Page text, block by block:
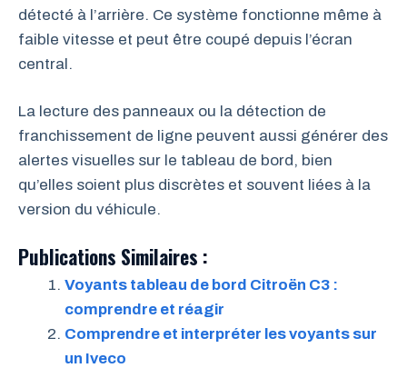
détecté à l’arrière. Ce système fonctionne même à
faible vitesse et peut être coupé depuis l’écran
central.
La lecture des panneaux ou la détection de
franchissement de ligne peuvent aussi générer des
alertes visuelles sur le tableau de bord, bien
qu’elles soient plus discrètes et souvent liées à la
version du véhicule.
Publications Similaires :
Voyants tableau de bord Citroën C3 :
comprendre et réagir
Comprendre et interpréter les voyants sur
un Iveco